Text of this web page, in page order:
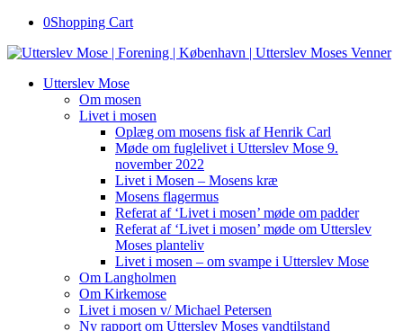
0Shopping Cart
Utterslev Mose
Om mosen
Livet i mosen
Oplæg om mosens fisk af Henrik Carl
Møde om fuglelivet i Utterslev Mose 9.
november 2022
Livet i Mosen – Mosens kræ
Mosens flagermus
Referat af ‘Livet i mosen’ møde om padder
Referat af ‘Livet i mosen’ møde om Utterslev
Moses planteliv
Livet i mosen – om svampe i Utterslev Mose
Om Langholmen
Om Kirkemose
Livet i mosen v/ Michael Petersen
Ny rapport om Utterslev Moses vandtilstand